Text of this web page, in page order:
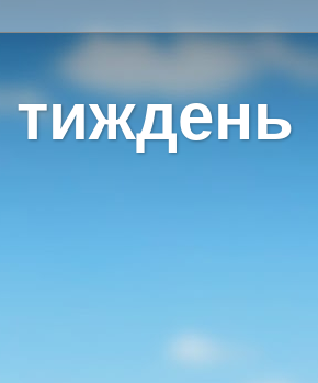
тиждень